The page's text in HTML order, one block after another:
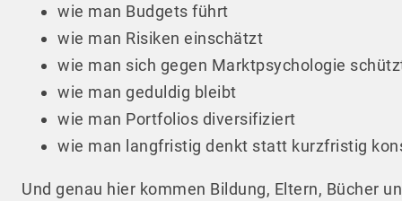
wie man Budgets führt
wie man Risiken einschätzt
wie man sich gegen Marktpsychologie
wie man geduldig bleibt
wie man Portfolios diversifiziert
wie man langfristig denkt statt kurzfristig
Und genau hier kommen Bildung, Eltern, Bücher